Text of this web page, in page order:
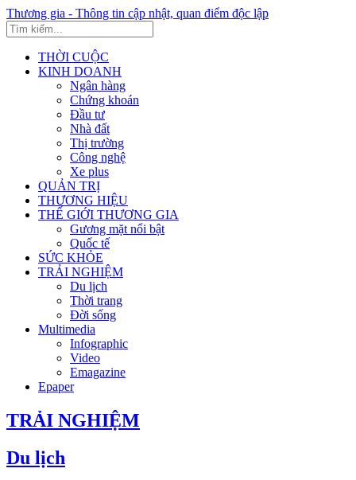
Thương gia - Thông tin cập nhật, quan điểm độc lập
THỜI CUỘC
KINH DOANH
Ngân hàng
Chứng khoán
Đầu tư
Nhà đất
Thị trường
Công nghệ
Xe plus
QUẢN TRỊ
THƯƠNG HIỆU
THẾ GIỚI THƯƠNG GIA
Gương mặt nổi bật
Quốc tế
SỨC KHỎE
TRẢI NGHIỆM
Du lịch
Thời trang
Đời sống
Multimedia
Infographic
Video
Emagazine
Epaper
TRẢI NGHIỆM
Du lịch